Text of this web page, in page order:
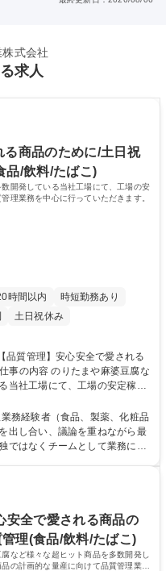
式会社
求人
る商品のために/土日祝
品/飲料/たばこ)
開発している当社工場にて、工場の安
理業務を中心に行っていただきます。
時間以内
時短勤務あり
土日祝休み
当社工場にて、工場の安定稼
質管理業務を中心に行っていた
【将来的な業務】◆製造現場か
製造立ち合い◆委員会運営◆工
門や管理部門のキャリアパスが
務経験者（食品、製薬、化粧品
出し合い、議論を重ねながら最
ではなくチームとして業務に取
・夜勤無で働き方改善が可能◆
ロングセラー商品多数◆既存商
安全・安心」を支える中核的
とで、消費者の信頼に直接貢献
安全で愛される商品の
理(食品/飲料/たばこ)
など様々な超ヒット商品を多数開発し
の計画的な量産に向けて品質管理業務